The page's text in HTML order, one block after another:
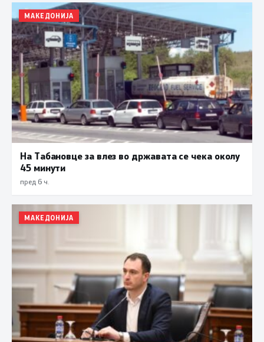
МАКЕДОНИЈА
На Табановце за влез во државата се чека околу
45 минути
пред 6 ч.
МАКЕДОНИЈА